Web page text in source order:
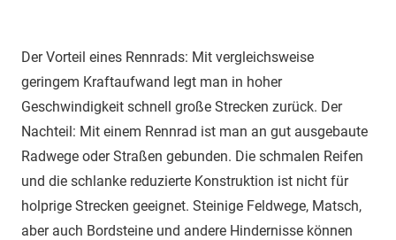
Der Vorteil eines Rennrads: Mit vergleichsweise
geringem Kraftaufwand legt man in hoher
Geschwindigkeit schnell große Strecken zurück. Der
Nachteil: Mit einem Rennrad ist man an gut ausgebaute
Radwege oder Straßen gebunden. Die schmalen Reifen
und die schlanke reduzierte Konstruktion ist nicht für
holprige Strecken geeignet. Steinige Feldwege, Matsch,
aber auch Bordsteine und andere Hindernisse können